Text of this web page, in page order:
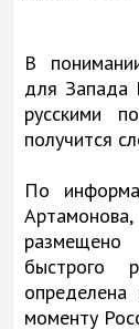
В
для Запада
русскими
получится
По
быстрого
моменту